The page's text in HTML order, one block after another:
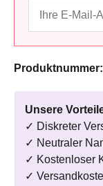
Produktnummer:
Unsere
✓ Diskreter
✓ Neutraler
✓ Kostenloser
✓